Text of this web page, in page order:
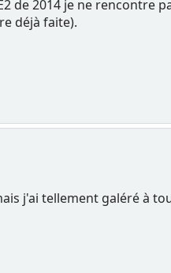
de 2014 je ne
déjà faite).
j'ai tellement galéré à